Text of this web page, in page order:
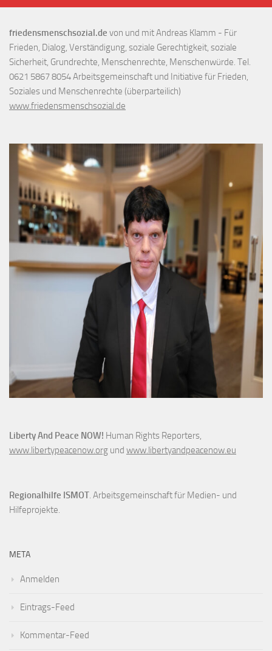
friedensmenschsozial.de von und mit Andreas Klamm - Für
Frieden, Dialog, Verständigung, soziale Gerechtigkeit, soziale
Sicherheit, Grundrechte, Menschenrechte, Menschenwürde. Tel.
0621 5867 8054 Arbeitsgemeinschaft und Initiative für Frieden,
Soziales und Menschenrechte (überparteilich)
www.friedensmenschsozial.de
Liberty And Peace NOW! Human Rights Reporters,
www.libertypeacenow.org und www.libertyandpeacenow.eu
Regionalhilfe ISMOT. Arbeitsgemeinschaft für Medien- und
Hilfeprojekte.
META
Anmelden
Eintrags-Feed
Kommentar-Feed